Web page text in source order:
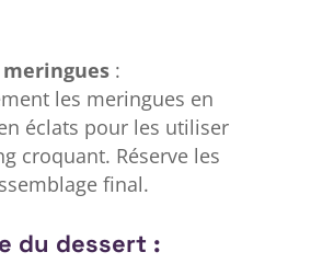
meringues:
les meringues en
éclats pour les utiliser
croquant. Réserve les
final.
du dessert :